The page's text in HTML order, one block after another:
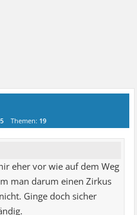
Themen: 19
eher vor wie auf dem Weg
man darum einen Zirkus
Ginge doch sicher